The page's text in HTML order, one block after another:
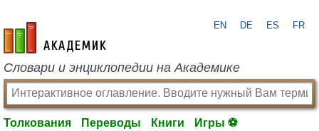
academic.ru
EN DE ES FR
Словари и энциклопедии на Академике
Толкования Переводы Книги Игры ⚽